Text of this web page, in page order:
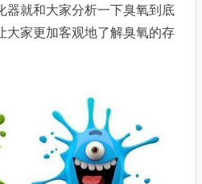
器就和大家分析一下臭氧到底
大家更加客观地了解臭氧的存